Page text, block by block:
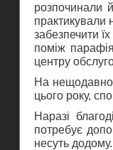
розпочинали
практикували
забезпечити
поміж
центру
На нещодавно
цього року,
Наразі
потребує
несуть додому.